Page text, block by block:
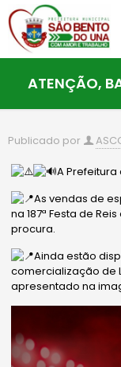
ATENÇÃO,
Publicado por
A Prefeitura
As vendas de
na 187ª Festa de
procura.
Ainda estão
comercialização de
apresentado na